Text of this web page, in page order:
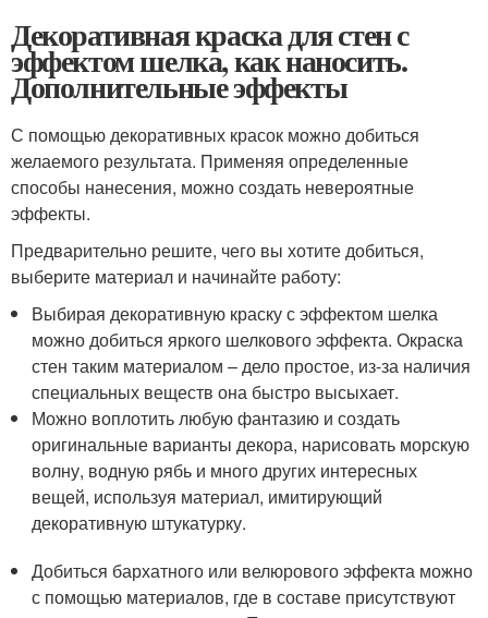
Декоративная краска для стен с
эффектом шелка, как наносить.
Дополнительные эффекты
С помощью декоративных красок можно добиться
желаемого результата. Применяя определенные
способы нанесения, можно создать невероятные
эффекты.
Предварительно решите, чего вы хотите добиться,
выберите материал и начинайте работу:
Выбирая декоративную краску с эффектом шелка
можно добиться яркого шелкового эффекта. Окраска
стен таким материалом – дело простое, из-за наличия
специальных веществ она быстро высыхает.
Можно воплотить любую фантазию и создать
оригинальные варианты декора, нарисовать морскую
волну, водную рябь и много других интересных
вещей, используя материал, имитирующий
декоративную штукатурку.
Добиться бархатного или велюрового эффекта можно
с помощью материалов, где в составе присутствуют